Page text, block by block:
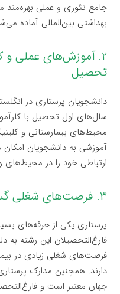
جامع تئوری و عملی
بهداشتی بین‌المللی آماده
۲. آموزش‌های عملی و
تحصیل
دانشجویان پرستاری در
سال‌های اول تحصیل با
محیط‌های بیمارستانی و
آموزشی به دانشجویان
ارتباطی خود را در محیط‌های
۳. فرصت‌های شغلی گسترده در انگلستان و جهان
پرستاری یکی از حرفه‌های
فارغ‌التحصیلان این رشته به
فرصت‌های شغلی زیادی در
دارند. همچنین مدارک
جهان معتبر است و